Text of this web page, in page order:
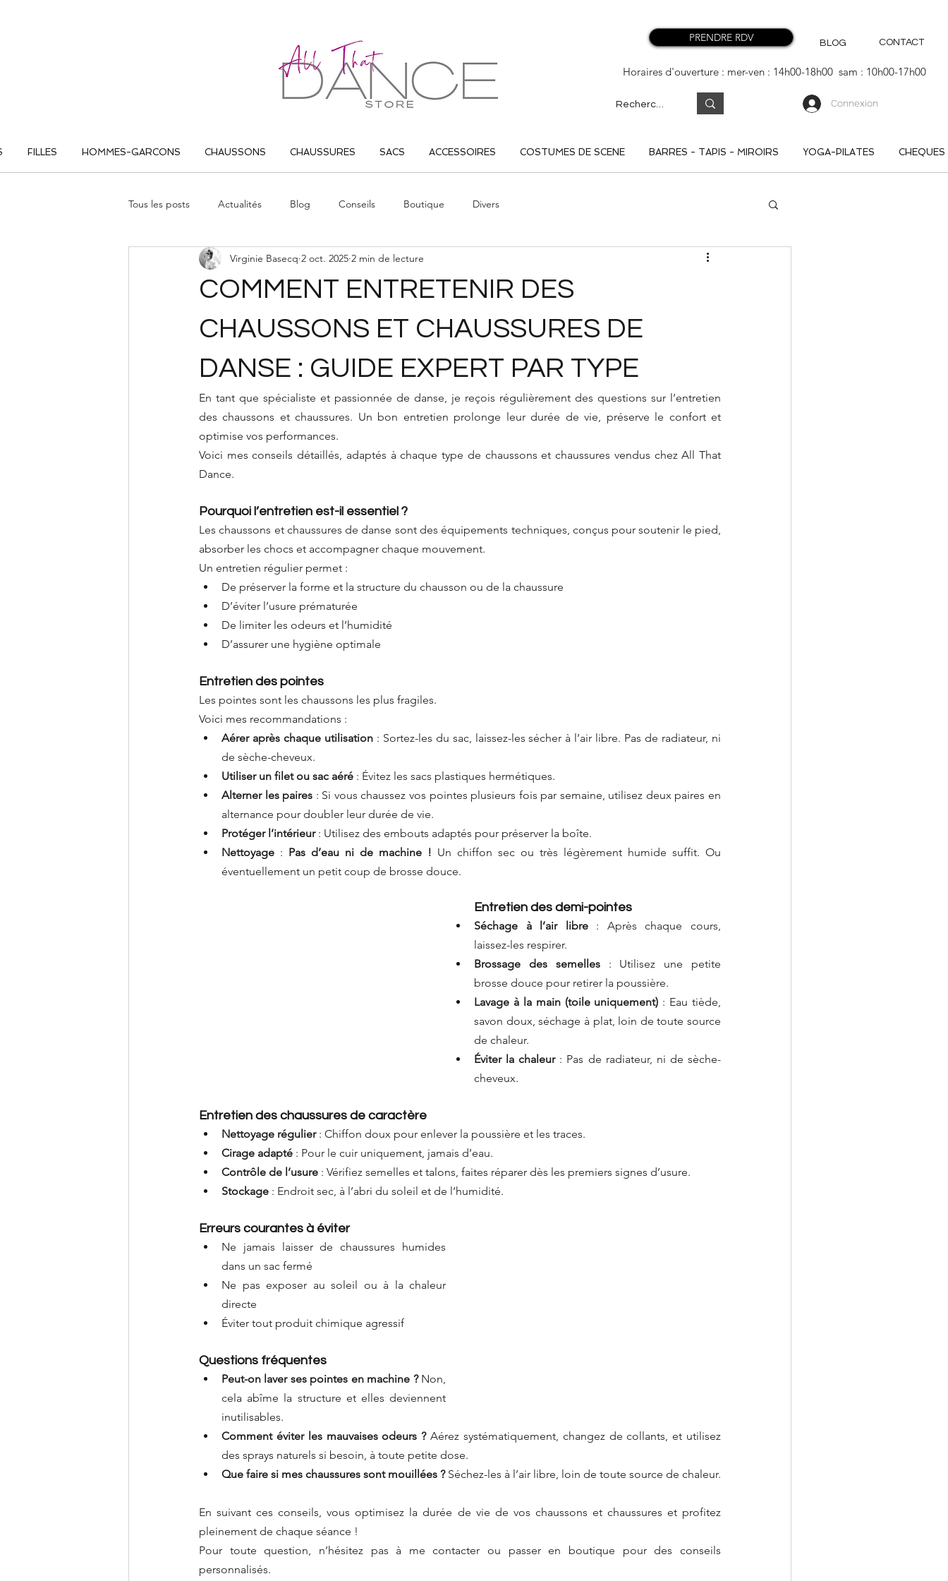
PRENDRE RDV BLOG CONTACT
Horaires d'ouverture : mer-ven : 14h00-18h00 sam : 10h00-17h00
Connexion
FILLES HOMMES-GARCONS CHAUSSONS CHAUSSURES SACS ACCESSOIRES COSTUMES DE SCENE BARRES - TAPIS - MIROIRS YOGA-PILATES CHEQUES
Tous les posts Actualités Blog Conseils Boutique Divers
COMMENT ENTRETENIR DES
CHAUSSONS ET CHAUSSURES DE
DANSE : GUIDE EXPERT PAR TYPE
Virginie Basecq 2 oct. 2025 2 min de lecture
En tant que spécialiste et passionnée de danse, je reçois régulièrement des questions sur l’entretien
des chaussons et chaussures. Un bon entretien prolonge leur durée de vie, préserve le confort et
optimise vos performances.
Voici mes conseils détaillés, adaptés à chaque type de chaussons et chaussures vendus chez All That
Dance.
Pourquoi l’entretien est-il essentiel ?
Les chaussons et chaussures de danse sont des équipements techniques, conçus pour soutenir le pied,
absorber les chocs et accompagner chaque mouvement.
Un entretien régulier permet :
De préserver la forme et la structure du chausson ou de la chaussure
D’éviter l’usure prématurée
De limiter les odeurs et l’humidité
D’assurer une hygiène optimale
Entretien des pointes
Les pointes sont les chaussons les plus fragiles.
Voici mes recommandations :
Aérer après chaque utilisation : Sortez-les du sac, laissez-les sécher à l’air libre. Pas de radiateur, ni
de sèche-cheveux.
Utiliser un filet ou sac aéré : Évitez les sacs plastiques hermétiques.
Alterner les paires : Si vous chaussez vos pointes plusieurs fois par semaine, utilisez deux paires en
alternance pour doubler leur durée de vie.
Protéger l’intérieur : Utilisez des embouts adaptés pour préserver la boîte.
Nettoyage : Pas d’eau ni de machine ! Un chiffon sec ou très légèrement humide suffit. Ou
éventuellement un petit coup de brosse douce.
Entretien des demi-pointes
Séchage à l’air libre : Après chaque cours,
laissez-les respirer.
Brossage des semelles : Utilisez une petite
brosse douce pour retirer la poussière.
Lavage à la main (toile uniquement) : Eau tiède,
savon doux, séchage à plat, loin de toute source
de chaleur.
Éviter la chaleur : Pas de radiateur, ni de sèche-
cheveux.
Entretien des chaussures de caractère
Nettoyage régulier : Chiffon doux pour enlever la poussière et les traces.
Cirage adapté : Pour le cuir uniquement, jamais d’eau.
Contrôle de l’usure : Vérifiez semelles et talons, faites réparer dès les premiers signes d’usure.
Stockage : Endroit sec, à l’abri du soleil et de l’humidité.
Erreurs courantes à éviter
Ne jamais laisser de chaussures humides
dans un sac fermé
Ne pas exposer au soleil ou à la chaleur
directe
Éviter tout produit chimique agressif
Questions fréquentes
Peut-on laver ses pointes en machine ? Non,
cela abîme la structure et elles deviennent
inutilisables.
Comment éviter les mauvaises odeurs ? Aérez systématiquement, changez de collants, et utilisez
des sprays naturels si besoin, à toute petite dose.
Que faire si mes chaussures sont mouillées ? Séchez-les à l’air libre, loin de toute source de chaleur.
En suivant ces conseils, vous optimisez la durée de vie de vos chaussons et chaussures et profitez
pleinement de chaque séance !
Pour toute question, n’hésitez pas à me contacter ou passer en boutique pour des conseils
personnalisés.